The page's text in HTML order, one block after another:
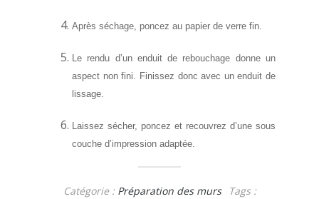
Après séchage, poncez au papier de verre fin.
Le rendu d’un enduit de rebouchage donne un
aspect non fini. Finissez donc avec un enduit de
lissage.
Laissez sécher, poncez et recouvrez d’une sous
couche d’impression adaptée.
Catégorie : Préparation des murs Tags :